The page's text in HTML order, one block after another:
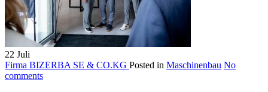
22 Juli
Firma BIZERBA SE & CO.KG Posted in Maschinenbau No
comments